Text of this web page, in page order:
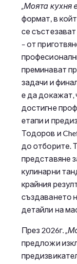
„Моята кухня
формат, в
се
– от
преминават
задачи и
е да докажат,
достигне
етапи и
Тодоров и
до отборите.
представяне
кулинарни
крайния
създаването
детайли на
През 2026г.
предложи